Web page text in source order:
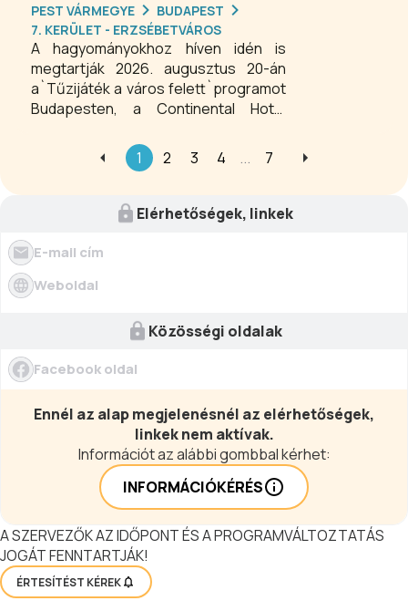
PEST VÁRMEGYE
BUDAPEST
7. KERÜLET - ERZSÉBETVÁROS
A hagyományokhoz híven idén is
megtartják 2026. augusztus 20-án
a`Tűzijáték a város felett`programot
Budapesten, a Continental Hotel
köszöntő pezsgő, az Araz Étterem
séfjének ínycsiklandozó
kínálatának kíséretében. Az est
különleges fellépője Eliza Bliss, aki
elektronikus hegedűn játszik a
1 2 3 4 ... 7
Elérhetőségek, linkek
E-mail cím
Weboldal
Közösségi oldalak
Facebook oldal
Ennél az alap megjelenésnél az elérhetőségek,
linkek nem aktívak.
Információt az alábbi gombbal kérhet:
INFORMÁCIÓKÉRÉS
A SZERVEZŐK AZ IDŐPONT ÉS A PROGRAMVÁLTOZTATÁS
JOGÁT FENNTARTJÁK!
ÉRTESÍTÉST KÉREK